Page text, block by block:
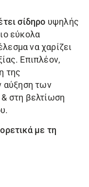
σίδηρο υψηλής
εύκολα
να χαρίζει
Επιπλέον,
της
αύξηση των
στη βελτίωση
με τη